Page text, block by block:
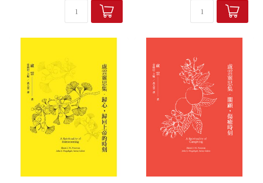
盧雲以他的睿智、輕鬆風格
在生命的不同景況，...